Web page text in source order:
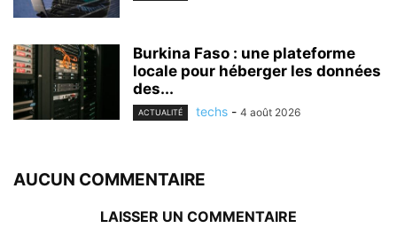
Burkina Faso : une plateforme
locale pour héberger les données
des...
ACTUALITÉ techs - 4 août 2026
AUCUN COMMENTAIRE
LAISSER UN COMMENTAIRE